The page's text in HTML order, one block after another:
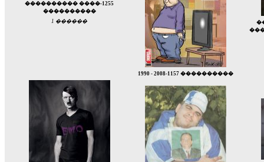
���������� ����-1255
����������
1 ������
1990 - 2008-1157 ����������